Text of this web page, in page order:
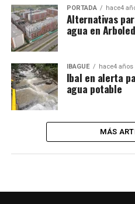
PORTADA hace4
Alternativas
agua en
IBAGUÉ hace4 años
Ibal en alerta
agua potable
MÁS